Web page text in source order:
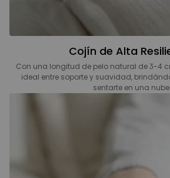
Cojín de Alta
Con una longitud de pelo natural de 3-4
ideal entre soporte y suavidad,
sentarte en una nube.